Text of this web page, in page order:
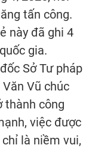
tấn công.
này đã ghi 4
gia.
Sở Tư pháp
Vũ chúc
thành công
việc được
là niềm vui,